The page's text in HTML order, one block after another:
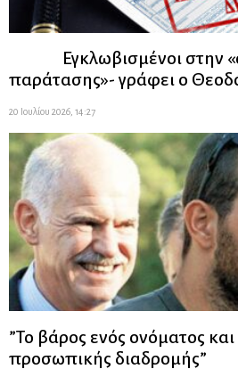
Εγκλωβισμένοι στην
παράτασης»- γράφει ο
20 Ιουλίου 2026, 14:27
”Το βάρος ενός ονόματος και
προσωπικής διαδρομής”